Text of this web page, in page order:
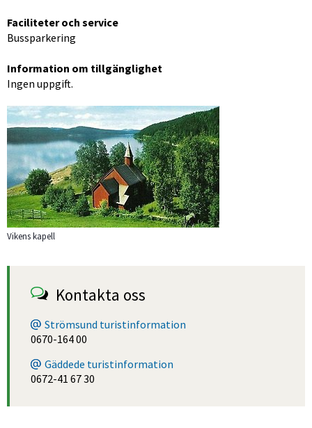
Faciliteter och service
Bussparkering
Information om tillgänglighet
Ingen uppgift.
Förstora bilden
Vikens kapell
Kontakta oss
Strömsund turistinformation
0670-164 00
Gäddede turistinformation
0672-41 67 30